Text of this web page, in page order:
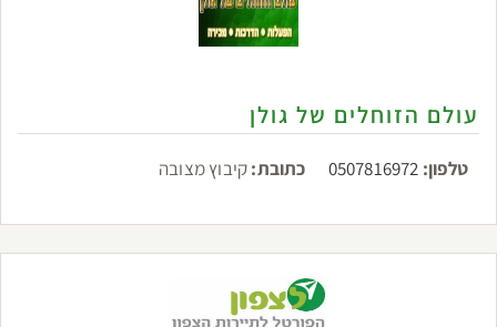
עולם הזוחלים של גולן
טלפון: 0507816972 כתובת:קיבוץ מצובה